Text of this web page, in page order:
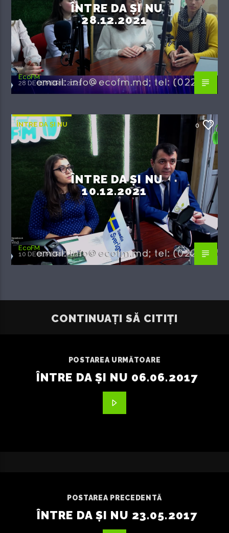
ÎNTRE DA ȘI NU
28.12.2021
EcoFM
28 DECEMBRIE 2021
ÎNTRE DA ȘI NU 0
ÎNTRE DA ȘI NU
10.12.2021
EcoFM
10 DECEMBRIE 2021
CONTINUAȚI SĂ CITIȚI
POSTAREA URMĂTOARE
ÎNTRE DA ȘI NU 06.06.2017
POSTAREA PRECEDENTĂ
ÎNTRE DA ȘI NU 23.05.2017